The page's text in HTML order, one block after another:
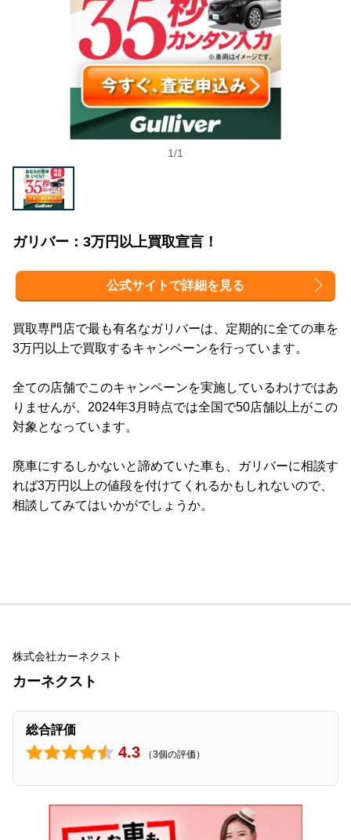
1/1
ガリバー：3万円以上買取宣言！
公式サイトで詳細を見る
買取専門店で最も有名なガリバーは、定期的に全ての車を
3万円以上で買取するキャンペーンを行っています。
全ての店舗でこのキャンペーンを実施しているわけではあ
りませんが、2024年3月時点では全国で50店舗以上がこの
対象となっています。
廃車にするしかないと諦めていた車も、ガリバーに相談す
れば3万円以上の値段を付けてくれるかもしれないので、
相談してみてはいかがでしょうか。
株式会社カーネクスト
カーネクスト
総合評価
4.3 （3個の評価）